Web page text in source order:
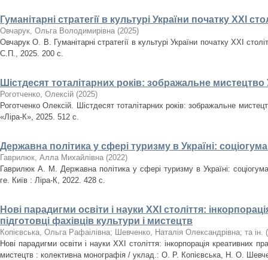
Гуманітарні стратегії в культурі України початку ХХІ
Овчарук, Ольга Володимирівна (2025)
Овчарук О. В. Гуманітарні стратегії в культурі України початку ХХІ
С.П., 2025. 200 с.
Шістдесят тоталітарних років: зображальне мистецтво
Роготченко, Олексій (2025)
Роготченко Олексій. Шістдесят тоталітарних років: зображальне
«Ліра-К», 2025. 512 с.
Державна політика у сфері туризму в Україні:
Гаврилюк, Алла Михайлівна (2022)
Гаврилюк А. М. Державна політика у сфері туризму в Україні:
ге. Київ : Ліра-К, 2022. 428 с.
Нові парадигми освіти і науки ХХІ століття:
підготовці фахівців культури і мистецтв
Копієвська, Ольга Рафаілівна; Шевченко, Наталія Олександрівна; та ін. (
Нові парадигми освіти і науки ХХІ століття: інкорпорація креативних
мистецтв : колективна монографія / уклад.: О. Р. Копієвська, Н. О.